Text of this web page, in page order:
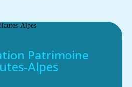
Patrimoine
Alpes